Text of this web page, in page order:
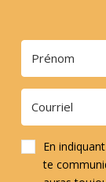
En
te